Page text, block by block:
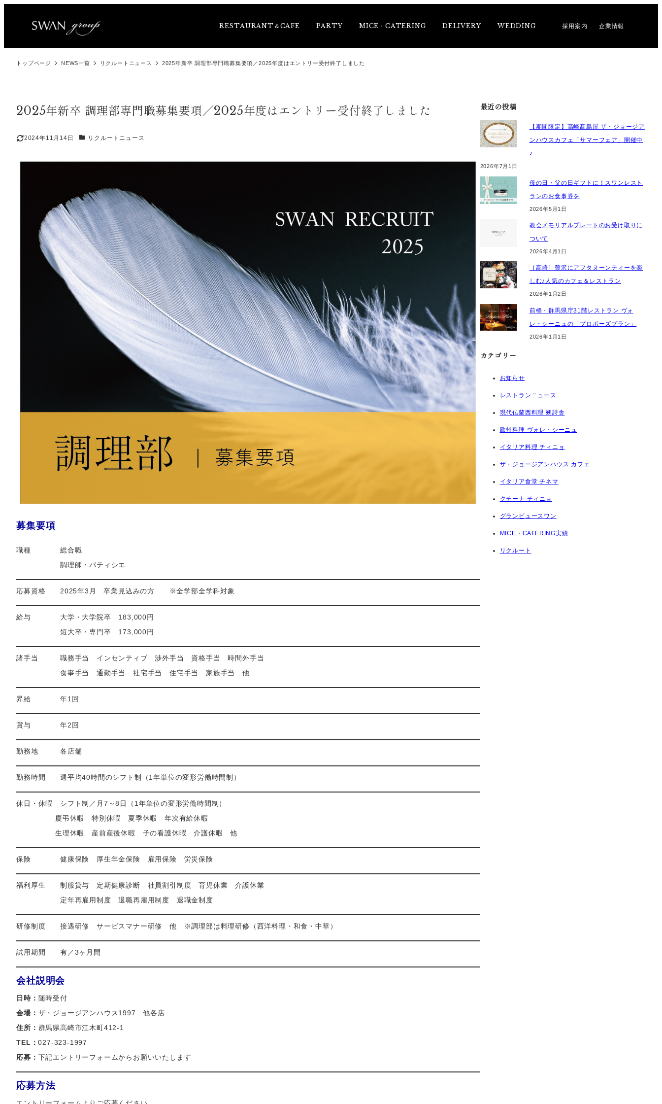
RESTAURANT＆CAFE PARTY MICE・CATERING DELIVERY WEDDING 採用案内 企業情報
トップページ NEWS一覧 リクルートニュース 2025年新卒 調理部専門職募集要項／2025年度はエントリー受付終了しました
2025年新卒 調理部専門職募集要項／2025年度はエントリー受付終了しました
更新日
2024年11月14日 カテゴリー
リクルートニュース
募集要項
職種 総合職
調理師・パティシエ
応募資格 2025年3月 卒業見込みの方 ※全学部全学科対象
給与 大学・大学院卒 183,000円
短大卒・専門卒 173,000円
諸手当 職務手当 インセンティブ 渉外手当 資格手当 時間外手当
食事手当 通勤手当 社宅手当 住宅手当 家族手当 他
昇給 年1回
賞与 年2回
勤務地 各店舗
勤務時間 週平均40時間のシフト制（1年単位の変形労働時間制）
休日・休暇 シフト制／月7～8日（1年単位の変形労働時間制）
慶弔休暇 特別休暇 夏季休暇 年次有給休暇
生理休暇 産前産後休暇 子の看護休暇 介護休暇 他
保険 健康保険 厚生年金保険 雇用保険 労災保険
福利厚生 制服貸与 定期健康診断 社員割引制度 育児休業 介護休業
定年再雇用制度 退職再雇用制度 退職金制度
研修制度 接遇研修 サービスマナー研修 他 ※調理部は料理研修（西洋料理・和食・中華）
試用期間 有／3ヶ月間
会社説明会
日時： 随時受付
会場： ザ・ジョージアンハウス1997 他各店
住所： 群馬県高崎市江木町412-1
TEL：027-323-1997
応募： 下記エントリーフォームからお願いいたします
応募方法
最近の投稿
【期間限定】高崎髙島屋 ザ・ジョージア
ンハウスカフェ「サマーフェア」開催中
♪
2026年7月1日
母の日・父の日ギフトに！スワンレスト
ランのお食事券を
2026年5月1日
教会メモリアルプレートのお受け取りに
ついて
2026年4月1日
［高崎］贅沢にアフタヌーンティーを楽
しむ♪人気のカフェ＆レストラン
2026年1月2日
前橋・群馬県庁31階レストラン ヴォ
レ・シーニュの「プロポーズプラン」
2026年1月1日
カテゴリー
お知らせ
レストランニュース
現代仏蘭西料理 朔詩舎
欧州料理 ヴォレ・シーニュ
イタリア料理 チィニョ
ザ・ジョージアンハウス カフェ
イタリア食堂 チネマ
クチーナ チィニョ
グランビュースワン
MICE・CATERING実績
リクルート